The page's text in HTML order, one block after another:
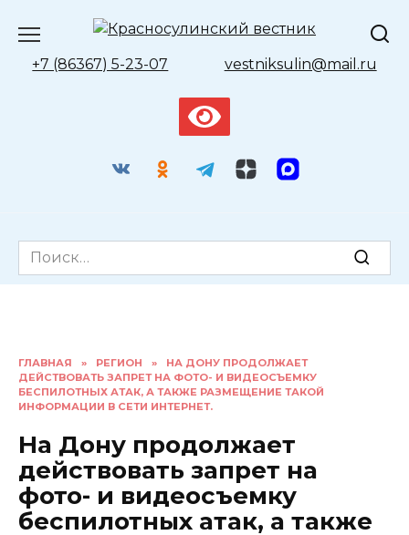
содержанию
+7 (86367) 5-23-07 vestniksulin@mail.ru
Search
for:
ГЛАВНАЯ » РЕГИОН »
НА ДОНУ ПРОДОЛЖАЕТ
ДЕЙСТВОВАТЬ ЗАПРЕТ НА ФОТО- И ВИДЕОСЪЕМКУ
БЕСПИЛОТНЫХ АТАК, А ТАКЖЕ РАЗМЕЩЕНИЕ ТАКОЙ
ИНФОРМАЦИИ В СЕТИ ИНТЕРНЕТ.
На Дону продолжает
действовать запрет на
фото- и видеосъемку
беспилотных атак, а также